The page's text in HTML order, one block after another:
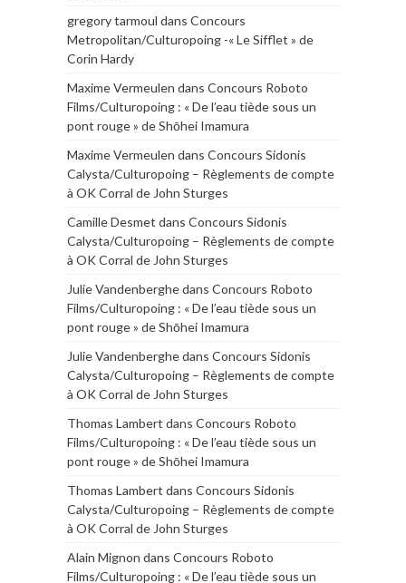
gregory tarmoul dans Concours
Metropolitan/Culturopoing -« Le Sifflet » de
Corin Hardy
Maxime Vermeulen dans Concours Roboto
Films/Culturopoing : « De l’eau tiède sous un
pont rouge » de Shōhei Imamura
Maxime Vermeulen dans Concours Sidonis
Calysta/Culturopoing – Règlements de compte
à OK Corral de John Sturges
Camille Desmet dans Concours Sidonis
Calysta/Culturopoing – Règlements de compte
à OK Corral de John Sturges
Julie Vandenberghedans Concours Roboto
Films/Culturopoing : « De l’eau tiède sous un
pont rouge » de Shōhei Imamura
Julie Vandenberghedans Concours Sidonis
Calysta/Culturopoing – Règlements de compte
à OK Corral de John Sturges
Thomas Lambert dans Concours Roboto
Films/Culturopoing : « De l’eau tiède sous un
pont rouge » de Shōhei Imamura
Thomas Lambert dans Concours Sidonis
Calysta/Culturopoing – Règlements de compte
à OK Corral de John Sturges
Alain Mignon dans Concours Roboto
Films/Culturopoing : « De l’eau tiède sous un